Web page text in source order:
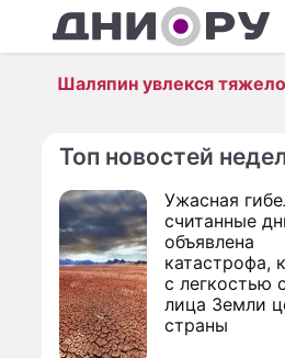
Шаляпин увлекся
Топ новостей
Ужасная
считанные
объявлена
катастрофа,
с легкостью
лица Земли
страны